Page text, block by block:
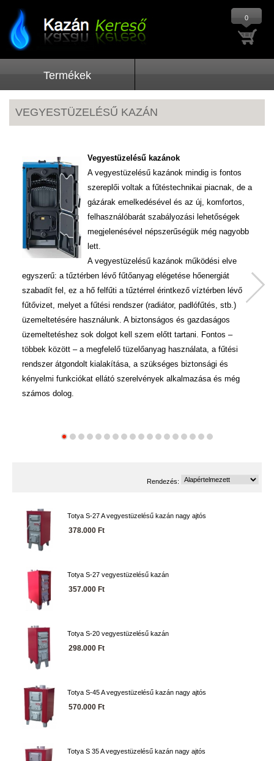
0
Termékek
VEGYESTÜZELÉSŰ KAZÁN
Vegyestüzelésű kazánok
A vegyestüzelésű kazánok mindig is fontos
szereplői voltak a fűtéstechnikai piacnak, de a
gázárak emelkedésével és az új, komfortos,
felhasználóbarát szabályozási lehetőségek
megjelenésével népszerűségük még nagyobb
lett.
A vegyestüzelésű kazánok működési elve
egyszerű: a tűztérben lévő fűtőanyag elégetése hőenergiát
szabadít fel, ez a hő felfűti a tűztérrel érintkező víztérben lévő
fűtővizet, melyet a fűtési rendszer (radiátor, padlófűtés, stb.)
üzemeltetésére használunk. A biztonságos és gazdaságos
üzemeltetéshez sok dolgot kell szem előtt tartani. Fontos –
többek között – a megfelelő tüzelőanyag használata, a fűtési
rendszer átgondolt kialakítása, a szükséges biztonsági és
kényelmi funkciókat ellátó szerelvények alkalmazása és még
számos dolog.
Rendezés:
Totya S-27 A vegyestüzelésű kazán nagy ajtós
378.000 Ft
Totya S-27 vegyestüzelésű kazán
357.000 Ft
Totya S-20 vegyestüzelésű kazán
298.000 Ft
Totya S-45 A vegyestüzelésű kazán nagy ajtós
570.000 Ft
Totya S 35 A vegyestüzelésű kazán nagy ajtós